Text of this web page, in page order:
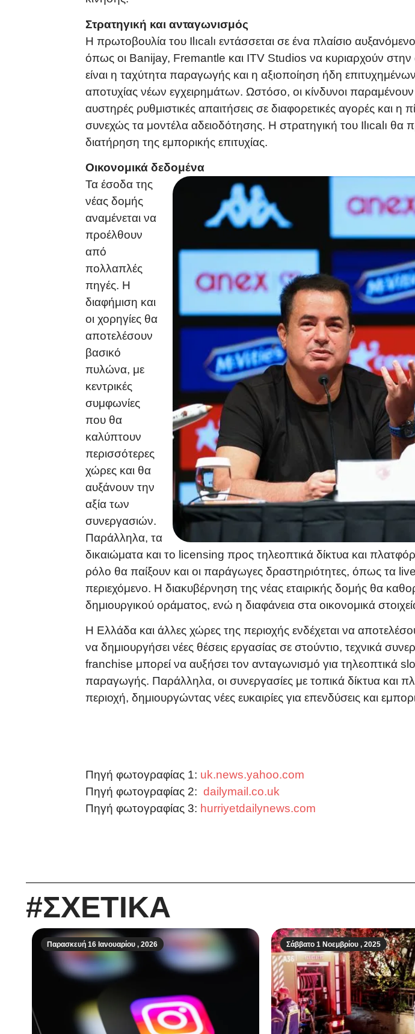
Στρατηγική και ανταγωνισμός
Η πρωτοβουλία του Ilıcalı εντάσσεται σε ένα πλαίσιο
όπως οι Banijay, Fremantle και ITV Studios να κυριαρχούν
είναι η ταχύτητα παραγωγής και η αξιοποίηση ήδη
αποτυχίας νέων εγχειρημάτων. Ωστόσο, οι κίνδυνοι
αυστηρές ρυθμιστικές απαιτήσεις σε διαφορετικές αγορές
συνεχώς τα μοντέλα αδειοδότησης. Η στρατηγική του Ilıcalı θα
διατήρηση της εμπορικής επιτυχίας.
Οικονομικά δεδομένα
Τα έσοδα της
νέας δομής
αναμένεται να
προέλθουν
από
πολλαπλές
πηγές. Η
διαφήμιση και
οι χορηγίες θα
αποτελέσουν
βασικό
πυλώνα, με
κεντρικές
συμφωνίες
που θα
καλύπτουν
περισσότερες
χώρες και θα
αυξάνουν την
αξία των
συνεργασιών.
Παράλληλα, τα
δικαιώματα και το licensing προς τηλεοπτικά δίκτυα και
ρόλο θα παίξουν και οι παράγωγες δραστηριότητες, όπως τα
περιεχόμενο. Η διακυβέρνηση της νέας εταιρικής δομής θα
δημιουργικού οράματος, ενώ η διαφάνεια στα οικονομικά
Η Ελλάδα και άλλες χώρες της περιοχής ενδέχεται να
να δημιουργήσει νέες θέσεις εργασίας σε στούντιο, τεχνικά
franchise μπορεί να αυξήσει τον ανταγωνισμό για τηλεοπτικά
παραγωγής. Παράλληλα, οι συνεργασίες με τοπικά δίκτυα και
περιοχή, δημιουργώντας νέες ευκαιρίες για επενδύσεις και
Πηγή φωτογραφίας 1: uk.news.yahoo.com
Πηγή φωτογραφίας 2:dailymail.co.uk
Πηγή φωτογραφίας 3: hurriyetdailynews.com
#ΣΧΕΤΙΚΑ
Παρασκευή 16 Ιανουαρίου , 2026 Σάββατο 1 Νοεμβρίου , 2025